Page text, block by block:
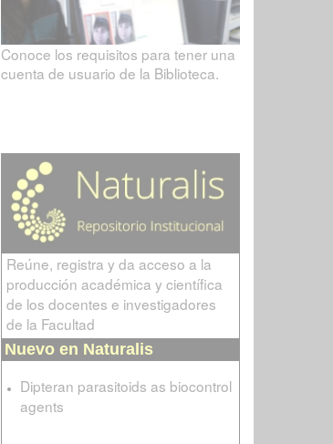
Conoce los requisitos para tener una
cuenta de usuario de la Biblioteca.
Reúne, registra y da acceso a la
producción académica y científica
de los docentes e investigadores
de la Facultad
Nuevo en Naturalis
Dipteran parasitoids as biocontrol
agents